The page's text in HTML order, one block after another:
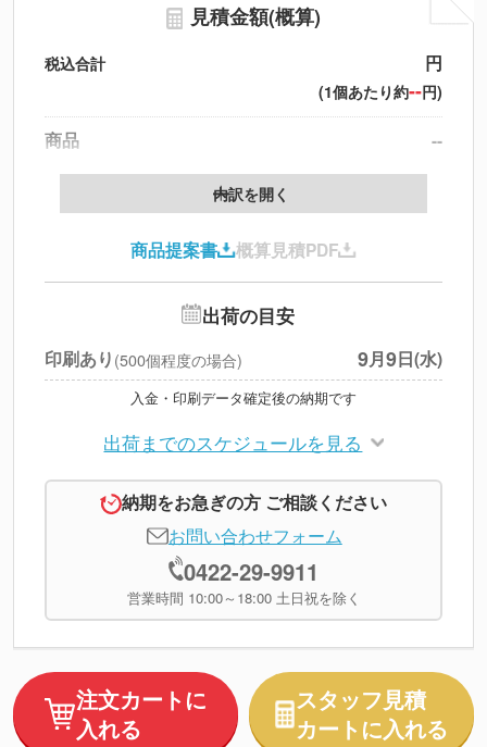
見積金額(概算)
税込合計 円
(1個あたり約--円)
商品
--
製版代
印刷代
北海道・沖縄・離島 別途
円
※上記小計は税別です
内訳を開く
商品提案書 概算見積PDF
出荷の目安
印刷あり (500個程度の場合) 9月9日(水)
入金・印刷データ確定後の納期です
出荷までのスケジュールを見る
納期をお急ぎの方 ご相談ください
お問い合わせフォーム
0422-29-9911
営業時間 10:00～18:00 土日祝を除く
注文カートに
入れる
スタッフ見積
カートに入れる